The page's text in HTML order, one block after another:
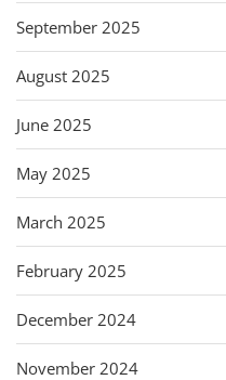
September 2025
August 2025
June 2025
May 2025
March 2025
February 2025
December 2024
November 2024